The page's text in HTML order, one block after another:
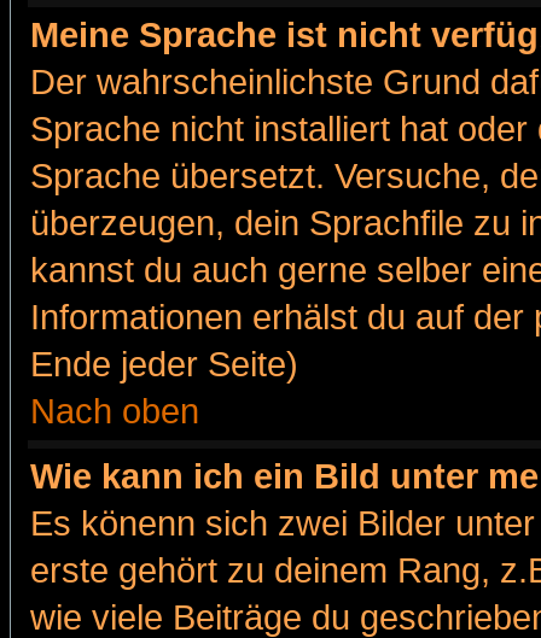
Meine Sprache ist nicht
Der wahrscheinlichste Grund
Sprache nicht installiert hat
Sprache übersetzt. Versuche,
überzeugen, dein Sprachfile zu
kannst du auch gerne selber
Informationen erhälst du auf
Ende jeder Seite)
Nach oben
Wie kann ich ein Bild unter
Es könenn sich zwei Bilder
erste gehört zu deinem Rang,
wie viele Beiträge du